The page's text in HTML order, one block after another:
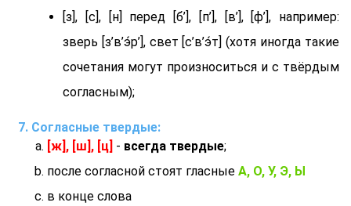
[з], [с], [н] перед [б’], [п’], [в’], [ф’], например:
зверь [з’в’э́р’], свет [с’в’э́т] (хотя иногда такие
сочетания могут произноситься и с твёрдым
согласным);
Согласные твердые:
[ж], [ш], [ц] - всегда твердые;
после согласной стоят гласные А, О, У, Э, Ы
в конце слова